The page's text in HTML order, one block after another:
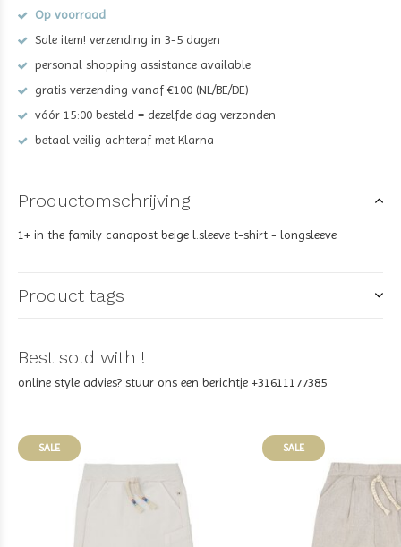
Op voorraad
Sale item! verzending in 3-5 dagen
personal shopping assistance available
gratis verzending vanaf €100 (NL/BE/DE)
vóór 15:00 besteld = dezelfde dag verzonden
betaal veilig achteraf met Klarna
Productomschrijving
1+ in the family canapost beige l.sleeve t-shirt - longsleeve
Product tags
Best sold with !
online style advies? stuur ons een berichtje +31611177385
SALE SALE